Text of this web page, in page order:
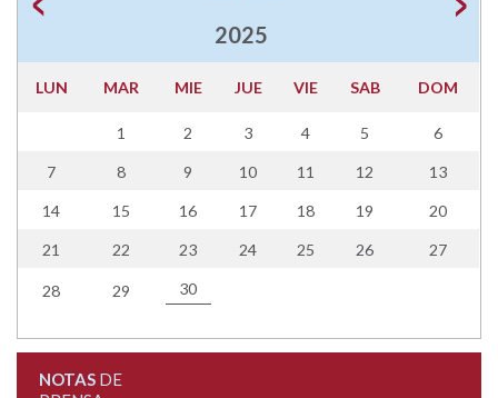
2025
LUN MAR MIE JUE VIE SAB DOM
1 2 3 4 5 6
7 8 9 10 11 12 13
14 15 16 17 18 19 20
21 22 23 24 25 26 27
28 29 30
NOTASDE